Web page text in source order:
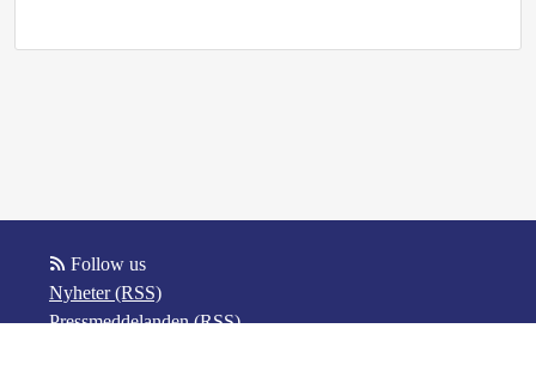
Follow us
Nyheter (RSS)
Pressmeddelanden (RSS)